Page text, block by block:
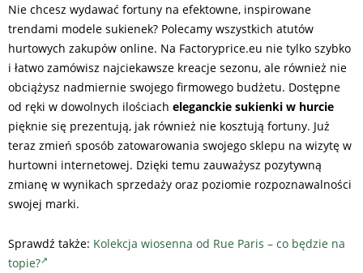
Nie chcesz wydawać fortuny na efektowne, inspirowane
trendami modele sukienek? Polecamy wszystkich atutów
hurtowych zakupów online. Na Factoryprice.eu nie tylko szybko
i łatwo zamówisz najciekawsze kreacje sezonu, ale również nie
obciążysz nadmiernie swojego firmowego budżetu. Dostępne
od ręki w dowolnych ilościach eleganckie sukienki w hurcie
pięknie się prezentują, jak również nie kosztują fortuny. Już
teraz zmień sposób zatowarowania swojego sklepu na wizytę w
hurtowni internetowej. Dzięki temu zauważysz pozytywną
zmianę w wynikach sprzedaży oraz poziomie rozpoznawalności
swojej marki.
Sprawdź także: Kolekcja wiosenna od Rue Paris – co będzie na
topie?